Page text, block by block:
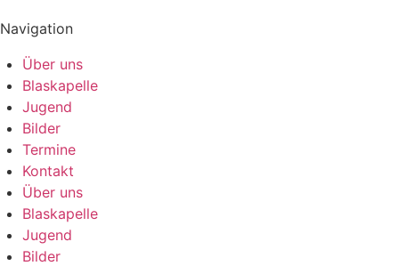
Navigation
Über uns
Blaskapelle
Jugend
Bilder
Termine
Kontakt
Über uns
Blaskapelle
Jugend
Bilder